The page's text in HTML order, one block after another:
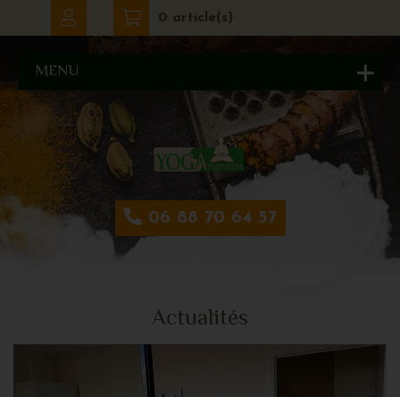
0 article(s)
MENU
06 88 70 64 57
Actualités